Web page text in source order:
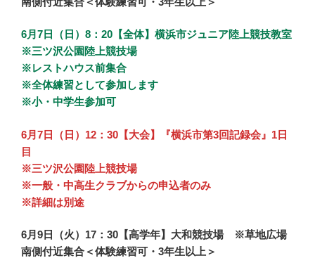
6月7日（日）8：20【全体】横浜市ジュニア陸上競技教室
※三ツ沢公園陸上競技場
※レストハウス前集合
※全体練習として参加します
※小・中学生参加可
6月7日（日）12：30【大会】『横浜市第3回記録会』1日
目
※三ツ沢公園陸上競技場
※一般・中高生クラブからの申込者のみ
※詳細は別途
6月9日（火）17：30【高学年】大和競技場 ※草地広場
南側付近集合＜体験練習可・3年生以上＞